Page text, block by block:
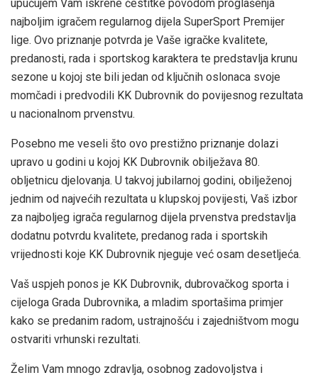
upućujem Vam iskrene čestitke povodom proglašenja
najboljim igračem regularnog dijela SuperSport Premijer
lige. Ovo priznanje potvrda je Vaše igračke kvalitete,
predanosti, rada i sportskog karaktera te predstavlja krunu
sezone u kojoj ste bili jedan od ključnih oslonaca svoje
momčadi i predvodili KK Dubrovnik do povijesnog rezultata
u nacionalnom prvenstvu.
Posebno me veseli što ovo prestižno priznanje dolazi
upravo u godini u kojoj KK Dubrovnik obilježava 80.
obljetnicu djelovanja. U takvoj jubilarnoj godini, obilježenoj
jednim od najvećih rezultata u klupskoj povijesti, Vaš izbor
za najboljeg igrača regularnog dijela prvenstva predstavlja
dodatnu potvrdu kvalitete, predanog rada i sportskih
vrijednosti koje KK Dubrovnik njeguje već osam desetljeća.
Vaš uspjeh ponos je KK Dubrovnik, dubrovačkog sporta i
cijeloga Grada Dubrovnika, a mladim sportašima primjer
kako se predanim radom, ustrajnošću i zajedništvom mogu
ostvariti vrhunski rezultati.
Želim Vam mnogo zdravlja, osobnog zadovoljstva i